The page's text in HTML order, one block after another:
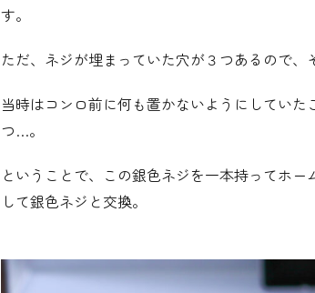
す。
ただ、ネジが埋まっていた穴が３つあるので、
当時はコンロ前に何も置かないようにしてい
つ…。
ということで、この銀色ネジを一本持ってホ
して銀色ネジと交換。